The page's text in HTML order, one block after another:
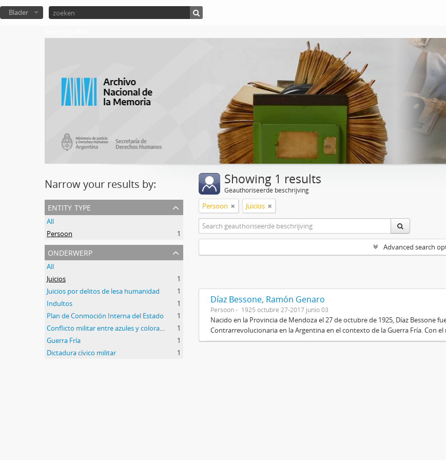
Blader
Narrow your results by:
entity type
All
Persoon
1
onderwerp
All
Juicios
1
Juicios por delitos de lesa humanidad
1
Indultos
1
Plan de Conmoción Interna del Estado
1
1
Guerra Fría
1
Dictadura cívico militar
1
Showing 1 results
Geauthoriseerde beschrijving
Persoon Juicios
Advanced search
Díaz Bessone, Ramón Genaro
Persoon 1925 octubre 27-2017 junio 03
Nacido en la Provincia de Mendoza el 27 de octubre de 1925, Díaz Bessone
Contrarrevolucionaria en la Argentina en el contexto de la Guerra Fría. Con